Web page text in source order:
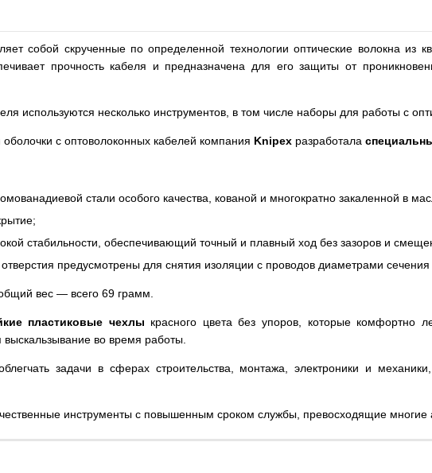
собой скрученные по определенной технологии оптические волокна из
прочность кабеля и предназначена для его защиты от
используются несколько инструментов, в том числе наборы для работы с
с оптоволоконных кабелей компания Knipex разработала
стали особого качества, кованой и многократно закаленной в
стабильности, обеспечивающий точный и плавный ход без зазоров и
предусмотрены для снятия изоляции с проводов диаметрами
вес — всего 69 грамм.
пластиковые чехлы красного цвета без упоров, которые комфортно
во время работы.
задачи в сферах строительства, монтажа, электроники и
инструменты с повышенным сроком службы, превосходящие многие